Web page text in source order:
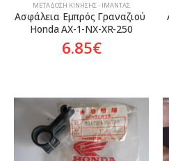
ΜΕΤΆΔΟΣΗ ΚΊΝΗΣΗΣ - ΙΜΆΝΤΑΣ
Ασφάλεια Εμπρός Γραναζιού
Honda AX-1-NX-XR-250
6.85€